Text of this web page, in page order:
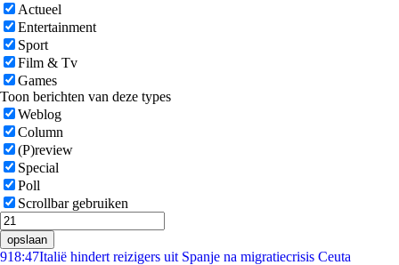
Actueel
Entertainment
Sport
Film & Tv
Games
Toon berichten van deze types
Weblog
Column
(P)review
Special
Poll
Scrollbar gebruiken
opslaan
918:47Italië hindert reizigers uit Spanje na migratiecrisis Ceuta